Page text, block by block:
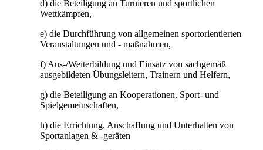
d) die Beteiligung an Turnieren und sportlichen
Wettkämpfen,
e) die Durchführung von allgemeinen sportorientierten
Veranstaltungen und - maßnahmen,
f) Aus-/Weiterbildung und Einsatz von sachgemäß
ausgebildeten Übungsleitern, Trainern und Helfern,
g) die Beteiligung an Kooperationen, Sport- und
Spielgemeinschaften,
h) die Errichtung, Anschaffung und Unterhalten von
Sportanlagen & -geräten